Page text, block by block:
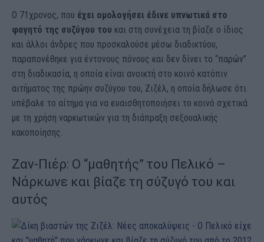
Ο 71χρονος, που έχει ομολογήσει έδινε υπνωτικά στο
φαγητό της συζύγου του και στη συνέχεια τη βίαζε ο ίδιος
και άλλοι άνδρες που προσκαλούσε μέσω διαδικτύου,
παραπονέθηκε για έντονους πόνους και δεν δίνει το “παρών”
στη διαδικασία, η οποία είναι ανοικτή στο κοινό κατόπιν
αιτήματος της πρώην συζύγου του, Ζιζέλ, η οποία δήλωσε ότι
υπέβαλε το αίτημα για να ευαισθητοποιήσει το κοινό σχετικά
με τη χρήση ναρκωτικών για τη διάπραξη σεξουαλικής
κακοποίησης.
Ζαν-Πιέρ: Ο “μαθητής” του Πελικό –
Νάρκωνε και βίαζε τη σύζυγό του και
αυτός